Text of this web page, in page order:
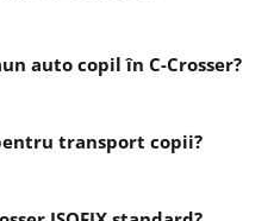
auto copil în C-Crosser?
transport copii?